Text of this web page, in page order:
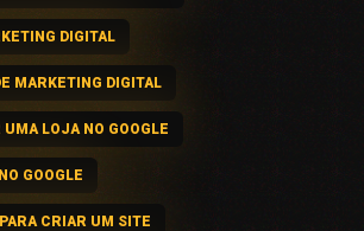
DIGITAL
MARKETING DIGITAL
LOJA NO GOOGLE
GOOGLE
CRIAR UM SITE